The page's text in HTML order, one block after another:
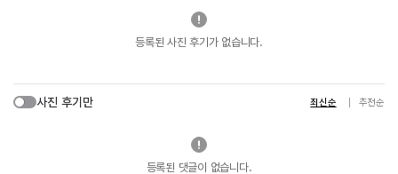
등록된 사진 후기가 없습니다.
사진 후기만 최신순 추천순
등록된 댓글이 없습니다.